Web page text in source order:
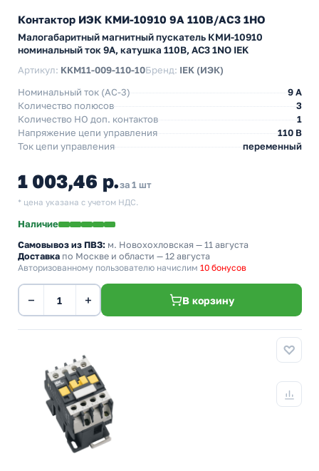
Контактор ИЭК КМИ-10910 9А 110В/АС3 1НО
Малогабаритный магнитный пускатель КМИ-10910
номинальный ток 9А, катушка 110В, АС3 1NO IEK
Артикул: KKM11-009-110-10Бренд: IEK (ИЭК)
Номинальный ток (АС-3)
9 A
Количество полюсов
3
Количество НO доп. контактов
1
Напряжение цепи управления
110 В
Ток цепи управления
переменный
1 003,46 р.за 1 шт
* цена указана с учетом НДС.
Наличие
Самовывоз из ПВЗ: м. Новохохловская — 11 августа
Доставка по Москве и области — 12 августа
Авторизованному пользователю начислим 10 бонусов
− + В корзину